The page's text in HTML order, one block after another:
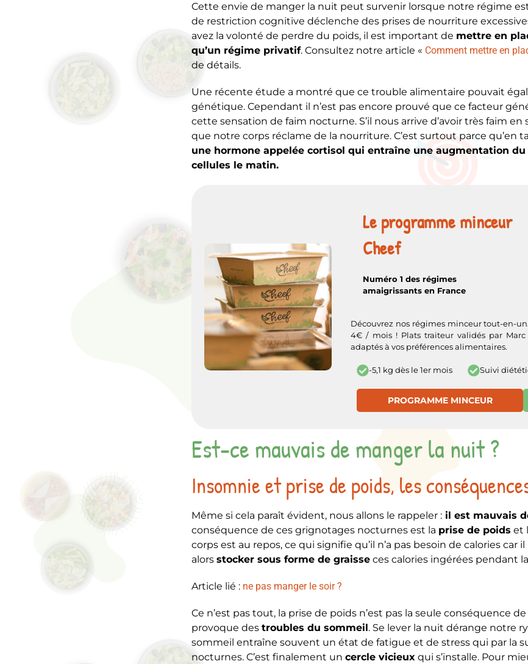
Cette envie de manger la nuit peut survenir lorsque notre régime
de restriction cognitive déclenche des prises de nourriture
avez la volonté de perdre du poids, il est important de mettre en
qu’un régime privatif. Consultez notre article « Comment mettre en
de détails.
Une récente étude a montré que ce trouble alimentaire pouvait
génétique. Cependant il n’est pas encore prouvé que ce facteur
cette sensation de faim nocturne. S’il nous arrive d’avoir très faim
que notre corps réclame de la nourriture. C’est surtout parce qu’en
une hormone appelée cortisol qui entraîne une augmentation
cellules le matin.
Le programme minceur
Cheef
Numéro 1 des régimes
amaigrissants en France
Découvrez nos régimes minceur tout-en-
4€ / mois ! Plats traiteur validés par
adaptés à vos préférences alimentaires.
-5,1 kg dès le 1er mois Suivi
PROGRAMME MINCEUR
Est-ce mauvais de manger la nuit ?
Insomnie et prise de poids, les
Même si cela paraît évident, nous allons le rappeler :il est mauvais
conséquence de ces grignotages nocturnes est la prise de poids et
corps est au repos, ce qui signifie qu’il n’a pas besoin de calories car
alors stocker sous forme de graisseces calories ingérées pendant
Article lié : ne pas manger le soir ?
Ce n’est pas tout, la prise de poids n’est pas la seule conséquence
provoque des troubles du sommeil. Se lever la nuit dérange notre
sommeil entraîne souvent un état de fatigue et de stress qui par la
nocturnes. C’est finalement un cercle vicieuxqui s’installe. Pour